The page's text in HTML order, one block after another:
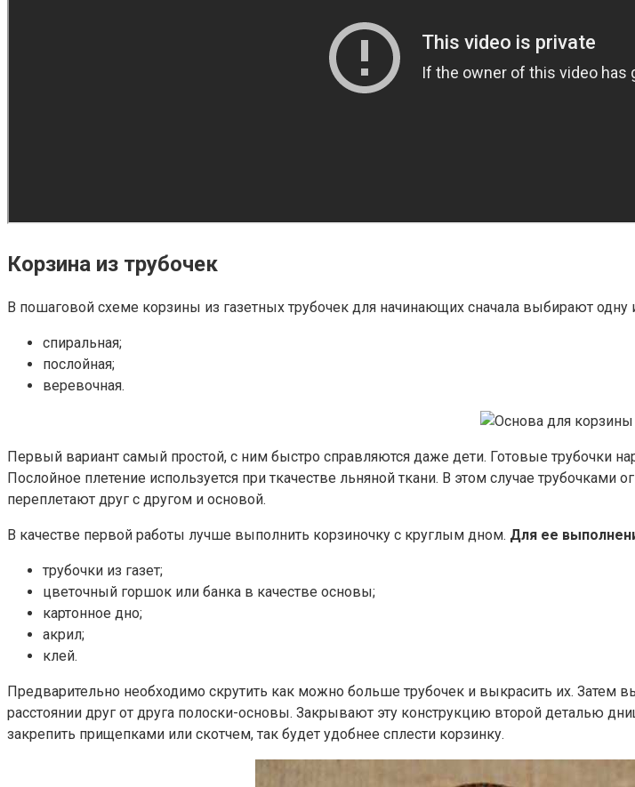
Корзина из трубочек
В пошаговой схеме корзины из газетных трубочек для начинающих сначала выбирают одну
спиральная;
послойная;
веревочная.
Первый вариант самый простой, с ним быстро справляются даже дети. Готовые трубочки
Послойное плетение используется при ткачестве льняной ткани. В этом случае
переплетают друг с другом и основой.
В качестве первой работы лучше выполнить корзиночку с круглым дном. Для ее
трубочки из газет;
цветочный горшок или банка в качестве основы;
картонное дно;
акрил;
клей.
Предварительно необходимо скрутить как можно больше трубочек и выкрасить их. Затем
расстоянии друг от друга полоски-основы. Закрывают эту конструкцию второй деталью
закрепить прищепками или скотчем, так будет удобнее сплести корзинку.